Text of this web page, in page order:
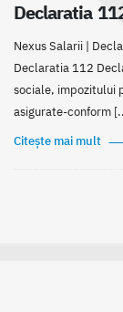
Declaratia
Nexus Salarii |
Declaratia 112
sociale, impozitului
asigurate-conform
Citește mai mult